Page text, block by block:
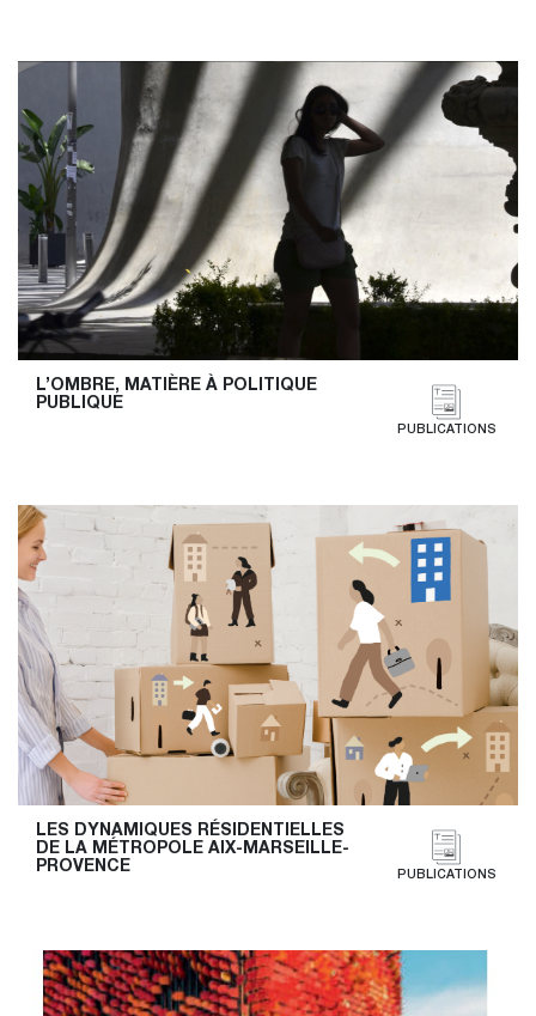
L’OMBRE, MATIÈRE À POLITIQUE
PUBLIQUE
PUBLICATIONS
LES DYNAMIQUES RÉSIDENTIELLES
DE LA MÉTROPOLE AIX-MARSEILLE-
PROVENCE
PUBLICATIONS